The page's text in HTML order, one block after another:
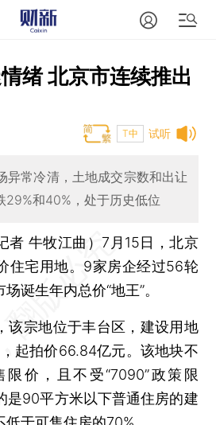
绪 北京市连续推出
试听
T中
异常冷清，土地成交宗数和出让
29%和40%，处于历史低位
者 牛牧江曲） 7月15日，北京
住宅用地。9家房企经过56轮
诞生年内总价“地王”。
宗地位于丰台区，建设用地
起拍价66.84亿元。该地块不
价，且不受“7090”政策限
是90平方米以下普通住房的建